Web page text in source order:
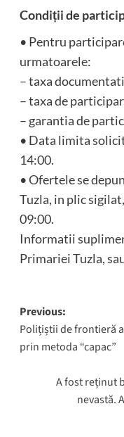
Condiții de
• Pentru
urmatoarele:
– taxa
– taxa de
– garantia de
• Data limita
14:00.
• Ofertele se
Tuzla, in plic
09:00.
Informatii
Primariei Tuzla,
Post
navigation
Previous:
Polițiștii de frontieră
prin metoda “capac”
A fost reținut
nevastă.